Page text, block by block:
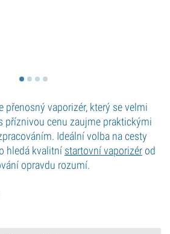
přenosný vaporizér, který se velmi
příznivou cenu zaujme praktickými
Ideální volba na cesty
hledá kvalitní startovní vaporizér od
opravdu rozumí.